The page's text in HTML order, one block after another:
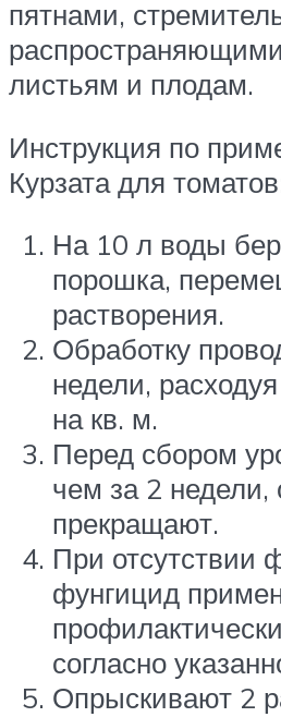
пятнами,
листьям и плодам.
Инструкция по
Курзата для
На 10 л воды
порошка,
растворения.
Обработку
недели,
на кв. м.
Перед сбором
чем за 2 недели,
прекращают.
При отсутствии
фунгицид
согласно
Опрыскивают 2